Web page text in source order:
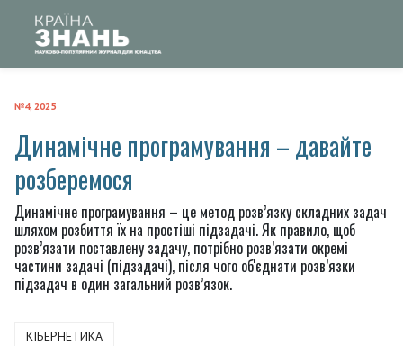
№4, 2025
Динамічне програмування – давайте
розберемося
Динамічне програмування – це метод розв’язку складних задач
шляхом розбиття їх на простіші підзадачі. Як правило, щоб
розв’язати поставлену задачу, потрібно розв’язати окремі
частини задачі (підзадачі), після чого об'єднати розв’язки
підзадач в один загальний розв’язок.
КІБЕРНЕТИКА